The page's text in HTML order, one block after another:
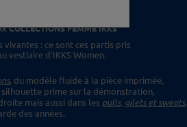
COLLECTIONS FEMME IKKS
vivantes : ce sont ces partis pris
vestiaire d'IKKS Women.
, du modèle fluide à la pièce imprimée,
silhouette prime sur la démonstration,
mais aussi dans les pulls, gilets et sweats,
des années.